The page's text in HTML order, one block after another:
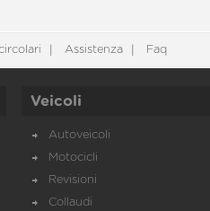
Assistenza Faq
Veicoli
Autoveicoli
Motocicli
Revisioni
Collaudi